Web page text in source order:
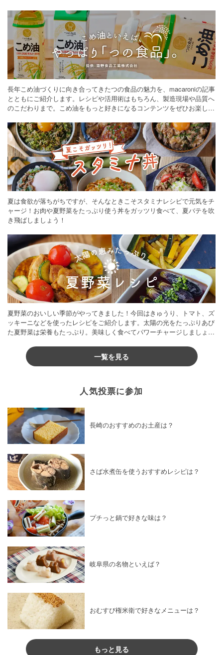
長年こめ油づくりに向き合ってきたつの食品の魅力を、macaroniの記事
とともにご紹介します。レシピや活用術はもちろん、製造現場や品質へ
のこだわりまで。こめ油をもっと好きになるコンテンツをぜひお楽しみ
夏は食欲が落ちがちですが、そんなときこそスタミナレシピで元気をチ
ャージ！お肉や夏野菜をたっぷり使う丼をガッツリ食べて、夏バテを吹
き飛ばしましょう！
夏野菜のおいしい季節がやってきました！今回はきゅうり、トマト、ズ
ッキーニなどを使ったレシピをご紹介します。太陽の光をたっぷりあび
た夏野菜は栄養もたっぷり。美味しく食べてパワーチャージしましょう
一覧を見る
人気投票に参加
長崎のおすすめのお土産は？
さば水煮缶を使うおすすめレシピは？
プチっと鍋で好きな味は？
岐阜県の名物といえば？
おむすび権米衛で好きなメニューは？
もっと見る